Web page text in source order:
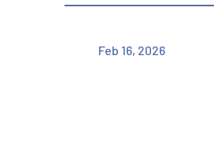
Feb 16, 2026